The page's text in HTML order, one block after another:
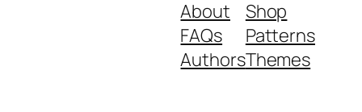
About
FAQs
Authors
Shop
Patterns
Themes